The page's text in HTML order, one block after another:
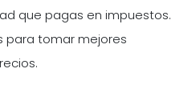
que pagas en impuestos.
para tomar mejores